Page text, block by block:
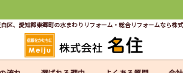
区、愛知郡東郷町の水まわりリフォーム・総合リフォームなら株